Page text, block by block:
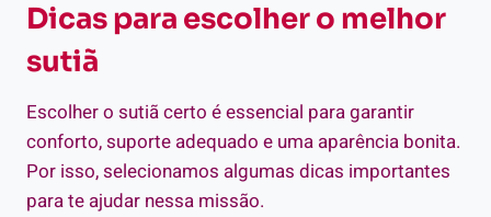
Dicas para escolher o melhor
sutiã
Escolher o sutiã certo é essencial para garantir
conforto, suporte adequado e uma aparência bonita.
Por isso, selecionamos algumas dicas importantes
para te ajudar nessa missão.